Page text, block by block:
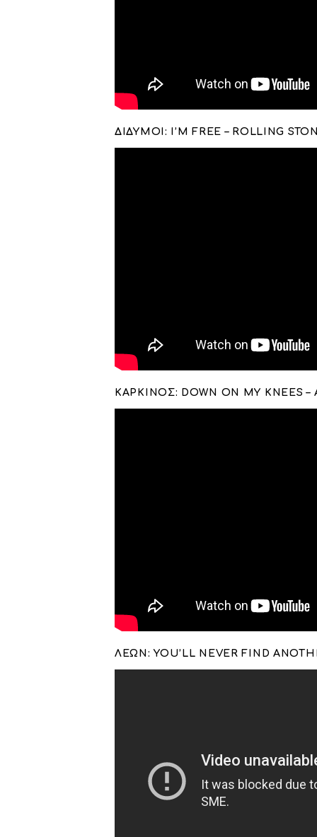
ΔΙΔΥΜΟΙ: I’M FREE – ROLLING
ΚΑΡΚΙΝΟΣ: DOWN ON MY KNEES –
ΛΕΩΝ:YOU’LL NEVER FIND